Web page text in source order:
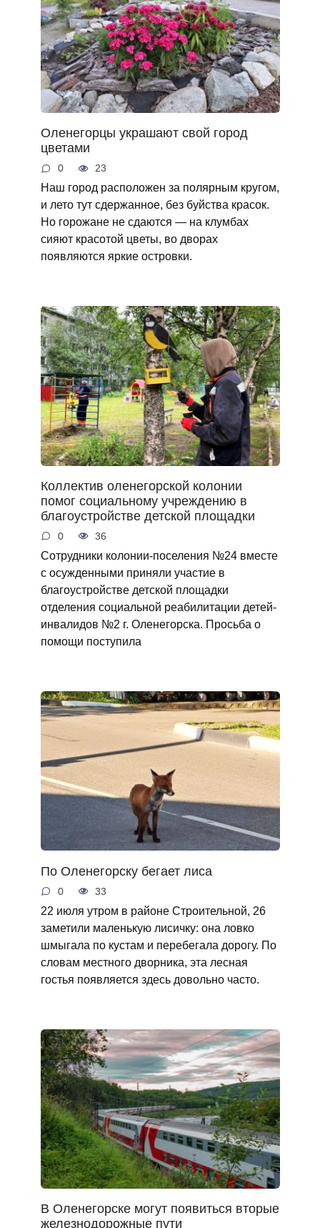
Оленегорцы украшают свой город
цветами
0 23
Наш город расположен за полярным кругом,
и лето тут сдержанное, без буйства красок.
Но горожане не сдаются — на клумбах
сияют красотой цветы, во дворах
появляются яркие островки.
Коллектив оленегорской колонии
помог социальному учреждению в
благоустройстве детской площадки
0 36
Сотрудники колонии-поселения №24 вместе
с осужденными приняли участие в
благоустройстве детской площадки
отделения социальной реабилитации детей-
инвалидов №2 г. Оленегорска. Просьба о
помощи поступила
По Оленегорску бегает лиса
0 33
22 июля утром в районе Строительной, 26
заметили маленькую лисичку: она ловко
шмыгала по кустам и перебегала дорогу. По
словам местного дворника, эта лесная
гостья появляется здесь довольно часто.
В Оленегорске могут появиться вторые
железнодорожные пути